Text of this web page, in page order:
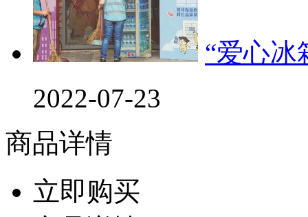
“爱心冰
2022-07-23
商品详情
立即购买